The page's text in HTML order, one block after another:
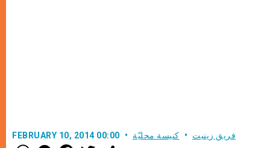
FEBRUARY 10, 2014 00:00 فريق زينيت كنيسة محليّة